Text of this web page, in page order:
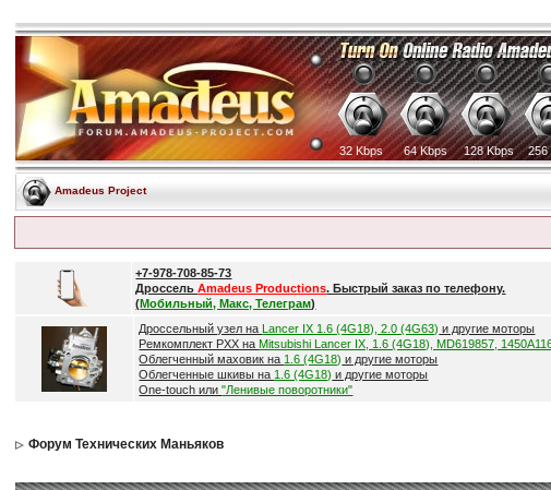
32 Kbps 64 Kbps 128 Kbps 256
Amadeus Project
+7-978-708-85-73
ДроссельAmadeus Productions. Быстрый заказ по телефону.
(Мобильный, Макс, Телеграм)
Дроссельный узел на Lancer IX 1.6 (4G18), 2.0 (4G63) и другие моторы
Ремкомплект РХХ на Mitsubishi Lancer IX, 1.6 (4G18), MD619857,
Облегченный маховик на 1.6 (4G18) и другие моторы
Облегченные шкивы на 1.6 (4G18) и другие моторы
One-touch или"Ленивые поворотники"
Форум Технических Маньяков